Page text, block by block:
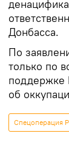
Донбасса.
По
только по
поддержке
об
Спецоперация